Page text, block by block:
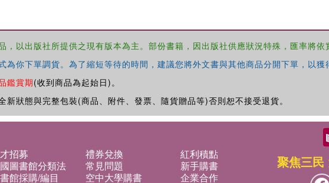
以出版社所提供之現有版本為主。部份書籍，因出版社供應狀況特殊，匯率將依
你下單調貨。為了縮短等待的時間，建議您將外文書與其他商品分開下單，以獲
鑑賞期(收到商品為起始日)。
狀態與完整包裝(商品、附件、發票、隨貨贈品等)否則恕不接受退貨。
招募 禮券兌換
紅利積點
圖書館分類法 常見問題
新手購書
館採購/編目 空中大學購書
企業合作
聚焦三民